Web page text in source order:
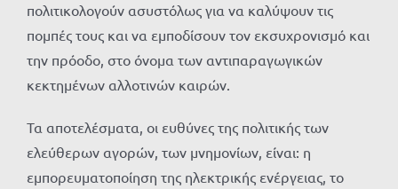
πολιτικολογούν ασυστόλως για να καλύψουν τις
πομπές τους και να εμποδίσουν τον εκσυχρονισμό και
την πρόοδο, στο όνομα των αντιπαραγωγικών
κεκτημένων αλλοτινών καιρών.
Τα αποτελέσματα, οι ευθύνες της πολιτικής των
ελεύθερων αγορών, των μνημονίων, είναι: η
εμπορευματοποίηση της ηλεκτρικής ενέργειας, το